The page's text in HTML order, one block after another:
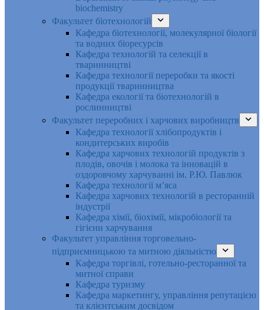
biochemistry
Факультет біотехнологій
Кафедра біотехнології, молекулярної біології
та водних біоресурсів
Кафедра технологій та селекції в
тваринництві
Кафедра технології переробки та якості
продукції тваринництва
Кафедра екології та біотехнологій в
рослинництві
Факультет переробних і харчових виробництв
Кафедра технології хлібопродуктів і
кондитерських виробів
Кафедра харчових технологій продуктів з
плодів, овочів і молока та інновацій в
оздоровчому харчуванні ім. Р.Ю. Павлюк
Кафедра технології м’яса
Кафедра харчових технологій в ресторанній
індустрії
Кафедра хімії, біохімії, мікробіології та
гігієни харчування
Факультет управління торговельно-
підприємницькою та митною діяльністю
Кафедра торгівлі, готельно-ресторанної та
митної справи
Кафедра туризму
Кафедра маркетингу, управління репутацією
та клієнтським досвідом